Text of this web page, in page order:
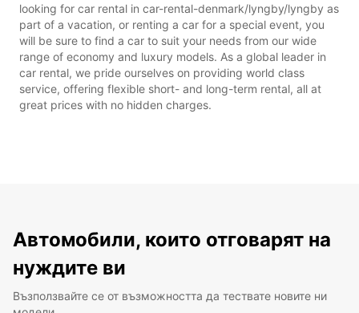
looking for car rental in car-rental-denmark/lyngby/lyngby as
part of a vacation, or renting a car for a special event, you
will be sure to find a car to suit your needs from our wide
range of economy and luxury models. As a global leader in
car rental, we pride ourselves on providing world class
service, offering flexible short- and long-term rental, all at
great prices with no hidden charges.
Автомобили, които отговарят на
нуждите ви
Възползвайте се от възможността да тествате новите ни